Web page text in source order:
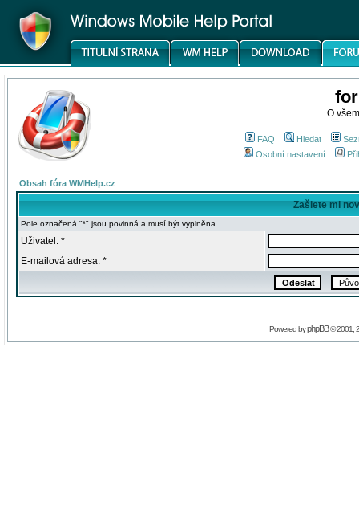
O
FAQ Hledat
Osobní nastavení
Obsah fóra WMHelp.cz
Zašlete mi
Pole označená "*" jsou povinná a musí být vyplněna
Uživatel: *
E-mailová adresa: *
Powered byphpBB© 2001,